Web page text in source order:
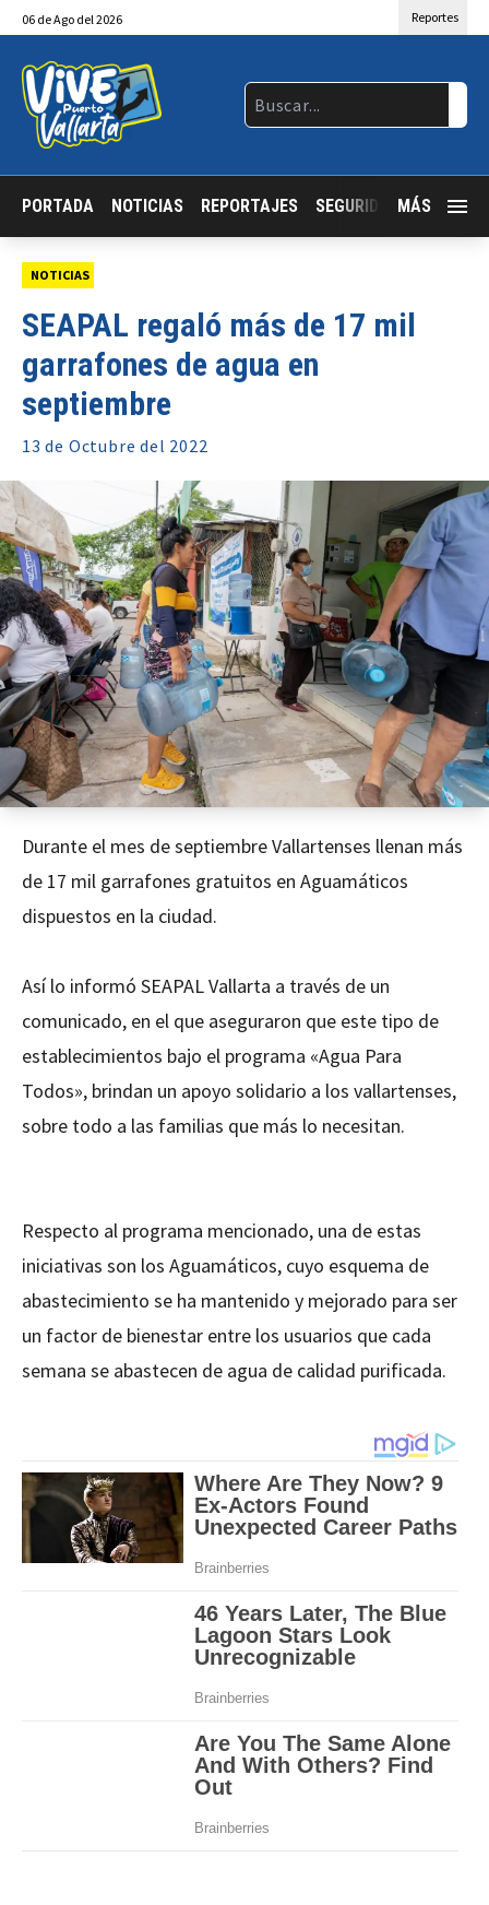
06 deAgo del 2026 Reportes
PORTADA NOTICIAS REPORTAJES SEGURIDAD JALISCO
MÁS
NOTICIAS
SEAPAL regaló más de 17 mil
garrafones de agua en
septiembre
13 de Octubre del 2022
Durante el mes de septiembre Vallartenses llenan más
de 17 mil garrafones gratuitos en Aguamáticos
dispuestos en la ciudad.
Así lo informó SEAPAL Vallarta a través de un
comunicado, en el que aseguraron que este tipo de
establecimientos bajo el programa «Agua Para
Todos», brindan un apoyo solidario a los vallartenses,
sobre todo a las familias que más lo necesitan.
Respecto al programa mencionado, una de estas
iniciativas son los Aguamáticos, cuyo esquema de
abastecimiento se ha mantenido y mejorado para ser
un factor de bienestar entre los usuarios que cada
semana se abastecen de agua de calidad purificada.